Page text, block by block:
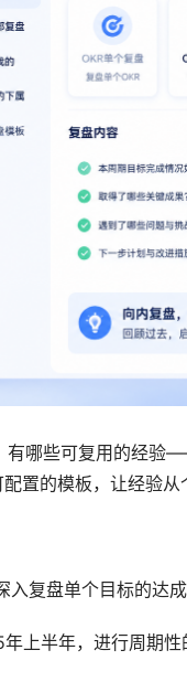
有哪些可复用的经
置的模板，让经验从
入复盘单个目标的达
上半年，进行周期